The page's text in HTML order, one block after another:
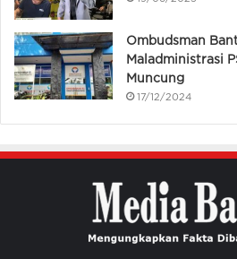
Ombudsman
Maladministrasi
Muncung
17/12/2024